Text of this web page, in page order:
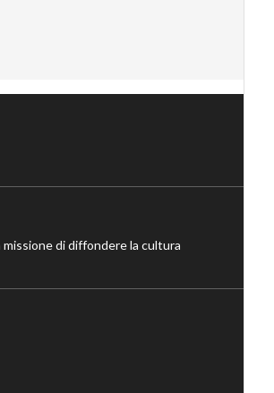
di diffondere la cultura